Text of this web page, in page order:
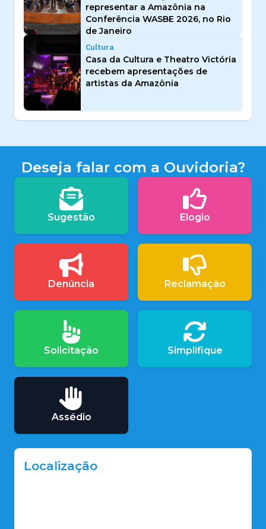
representar a Amazônia na
Conferência WASBE 2026, no Rio
de Janeiro
Cultura
Casa da Cultura e Theatro Victória
recebem apresentações de
artistas da Amazônia
Deseja falar com a Ouvidoria?
Sugestão Elogio
Denúncia Reclamação
Solicitação Simplifique
Assédio
Localização